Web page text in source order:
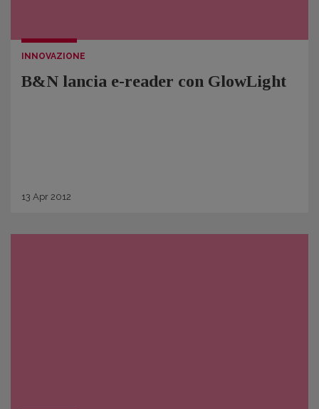
INNOVAZIONE
B&N lancia e-reader con GlowLight
13 Apr 2012